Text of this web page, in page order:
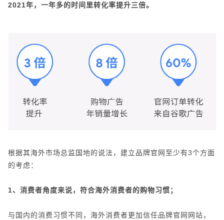
2021年，一年多的时间里转化率提升三倍。
根据其海外市场总监国地的说法，建立品牌官网至少有3个方面
的考虑：
1、消费者角度来说，符合海外消费者的购物习惯；
与国内的消费习惯不同，海外消费者更加信任品牌官网网站，